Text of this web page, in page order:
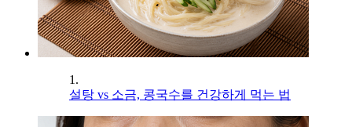
1.
설탕 vs 소금, 콩국수를 건강하게 먹는 법